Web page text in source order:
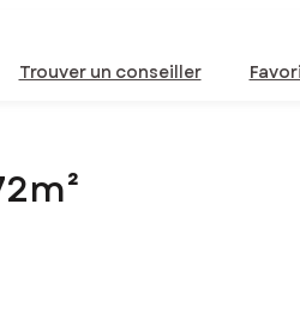
Trouver un conseiller